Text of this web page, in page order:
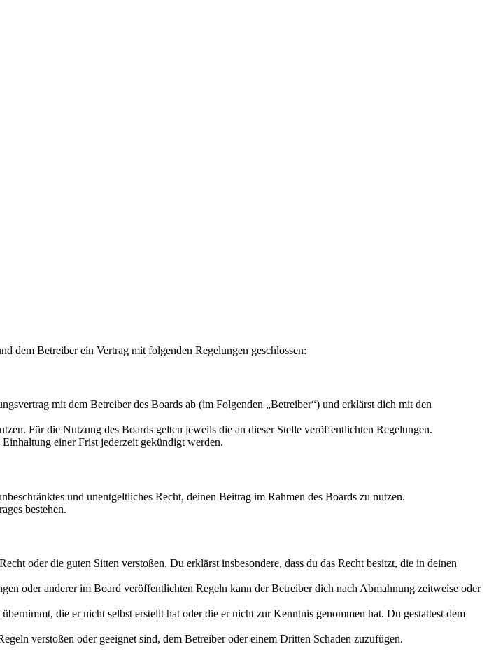
dem Betreiber ein Vertrag mit folgenden Regelungen geschlossen:
mit dem Betreiber des Boards ab (im Folgenden „Betreiber“) und erklärst dich mit den
Für die Nutzung des Boards gelten jeweils die an dieser Stelle veröffentlichten Regelungen.
einer Frist jederzeit gekündigt werden.
und unentgeltliches Recht, deinen Beitrag im Rahmen des Boards zu nutzen.
bestehen.
oder die guten Sitten verstoßen. Du erklärst insbesondere, dass du das Recht besitzt, die in deinen
oder anderer im Board veröffentlichten Regeln kann der Betreiber dich nach Abmahnung zeitweise oder
die er nicht selbst erstellt hat oder die er nicht zur Kenntnis genommen hat. Du gestattest dem
verstoßen oder geeignet sind, dem Betreiber oder einem Dritten Schaden zuzufügen.